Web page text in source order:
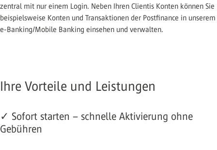
zentral mit nur einem Login. Neben Ihren Clientis Konten können Sie
beispielsweise Konten und Transaktionen der Postfinance in unserem
e-Banking/Mobile Banking einsehen und verwalten.
Ihre Vorteile und Leistungen
✓ Sofort starten – schnelle Aktivierung ohne
Gebühren